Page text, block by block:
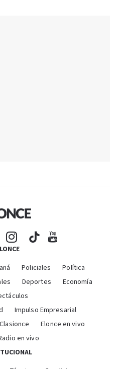
Policiales
Política
Deportes
Economía
Impulso Empresarial
Clasionce
Elonce en vivo
en vivo